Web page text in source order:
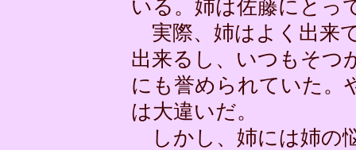
いる。姉は佐藤にとっ
実際、姉はよく出来
出来るし、いつもそつ
にも誉められていた。
は大違いだ。
しかし、姉には姉の